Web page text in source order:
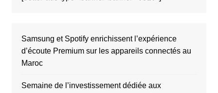
Samsung et Spotify enrichissent l’expérience
d’écoute Premium sur les appareils connectés au
Maroc
Semaine de l’investissement dédiée aux